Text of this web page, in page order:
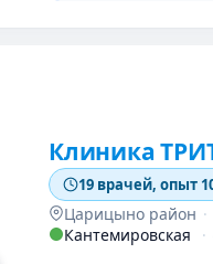
Клиника
19 врачей, опыт
Царицыно район ·
Кантемировская
·